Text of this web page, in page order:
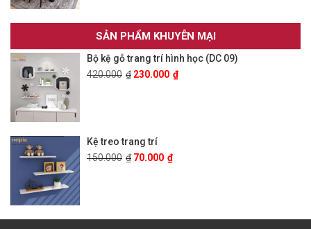
SẢN PHẨM KHUYỄN MẠI
Bộ kệ gỗ trang trí hình học (DC 09)
420.000 ₫ 230.000 ₫
Kệ treo trang trí
150.000 ₫ 70.000 ₫